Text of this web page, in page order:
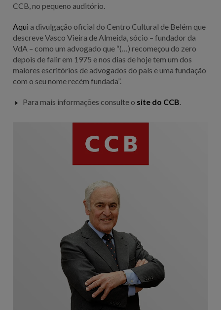
CCB, no pequeno auditório.
Aqui a divulgação oficial do Centro Cultural de Belém que
descreve Vasco Vieira de Almeida, sócio – fundador da
VdA – como um advogado que “(…) recomeçou do zero
depois de falir em 1975 e nos dias de hoje tem um dos
maiores escritórios de advogados do país e uma fundação
com o seu nome recém fundada”.
Para mais informações consulte o site do CCB